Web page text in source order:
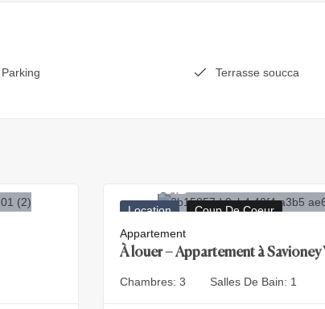
Parking Terrasse soucca
Location Coup De Coeur
17.000₪
Appartement
À louer – Appartement à Savioney
Chambres: 3 Salles De Bain: 1